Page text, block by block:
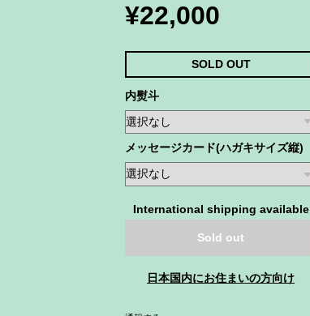
¥22,000
SOLD OUT
内熨斗
メッセージカード(ハガキサイズ縦)
International shipping available
Sold out
日本国内にお住まいの方向け